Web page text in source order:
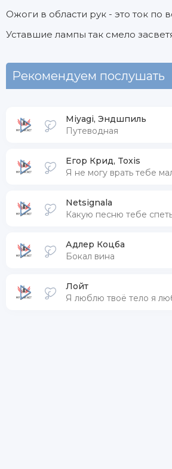
Ожоги в области рук - это ток по
Уставшие лампы так смело
Рекомендуем послушать
Miyagi, Эндшпиль
Путеводная
Егор Крид, Toxis
Netsignala
Адлер Коцба
Бокал вина
Лойт